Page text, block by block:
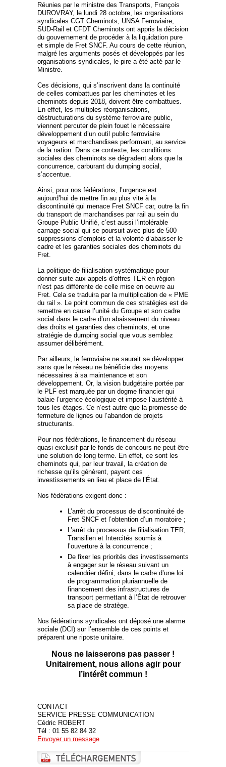
Réunies par le ministre des Transports, François
DUROVRAY, le lundi 28 octobre, les organisations
syndicales CGT Cheminots, UNSA Ferroviaire,
SUD-Rail et CFDT Cheminots ont appris la décision
du gouvernement de procéder à la liquidation pure
et simple de Fret SNCF. Au cours de cette réunion,
malgré les arguments posés et développés par les
organisations syndicales, le pire a été acté par le
Ministre.
Ces décisions, qui s’inscrivent dans la continuité
de celles combattues par les cheminotes et les
cheminots depuis 2018, doivent être combattues.
En effet, les multiples réorganisations,
déstructurations du système ferroviaire public,
viennent percuter de plein fouet le nécessaire
développement d’un outil public ferroviaire
voyageurs et marchandises performant, au service
de la nation. Dans ce contexte, les conditions
sociales des cheminots se dégradent alors que la
concurrence, carburant du dumping social,
s’accentue.
Ainsi, pour nos fédérations, l’urgence est
aujourd’hui de mettre fin au plus vite à la
discontinuité qui menace Fret SNCF car, outre la fin
du transport de marchandises par rail au sein du
Groupe Public Unifié, c’est aussi l’intolérable
carnage social qui se poursuit avec plus de 500
suppressions d’emplois et la volonté d’abaisser le
cadre et les garanties sociales des cheminots du
Fret.
La politique de filialisation systématique pour
donner suite aux appels d’offres TER en région
n’est pas différente de celle mise en oeuvre au
Fret. Cela se traduira par la multiplication de « PME
du rail ». Le point commun de ces stratégies est de
remettre en cause l’unité du Groupe et son cadre
social dans le cadre d’un abaissement du niveau
des droits et garanties des cheminots, et une
stratégie de dumping social que vous semblez
assumer délibérément.
Par ailleurs, le ferroviaire ne saurait se développer
sans que le réseau ne bénéficie des moyens
nécessaires à sa maintenance et son
développement. Or, la vision budgétaire portée par
le PLF est marquée par un dogme financier qui
balaie l’urgence écologique et impose l’austérité à
tous les étages. Ce n’est autre que la promesse de
fermeture de lignes ou l’abandon de projets
structurants.
Pour nos fédérations, le financement du réseau
quasi exclusif par le fonds de concours ne peut être
une solution de long terme. En effet, ce sont les
cheminots qui, par leur travail, la création de
richesse qu’ils génèrent, payent ces
investissements en lieu et place de l’État.
Nos fédérations exigent donc :
L’arrêt du processus de discontinuité de
Fret SNCF et l’obtention d’un moratoire ;
L’arrêt du processus de filialisation TER,
Transilien et Intercités soumis à
l’ouverture à la concurrence ;
De fixer les priorités des investissements
à engager sur le réseau suivant un
calendrier défini, dans le cadre d’une loi
de programmation pluriannuelle de
financement des infrastructures de
transport permettant à l’État de retrouver
sa place de stratège.
Nos fédérations syndicales ont déposé une alarme
sociale (DCI) sur l’ensemble de ces points et
préparent une riposte unitaire.
Nous ne laisserons pas passer !
Unitairement, nous allons agir pour
l’intérêt commun !
CONTACT
SERVICE PRESSE COMMUNICATION
Cédric ROBERT
Tél : 01 55 82 84 32
Envoyer un message